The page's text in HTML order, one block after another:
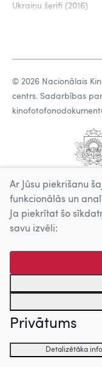
Ukraiņu šerifi (2016)
© 2026 Nacionālais
centrs. Sadarbības
Ar Jūsu piekrišanu
funkcionālās un
Ja piekrītat šo
savu izvēli:
Privātums
Detalizētāka